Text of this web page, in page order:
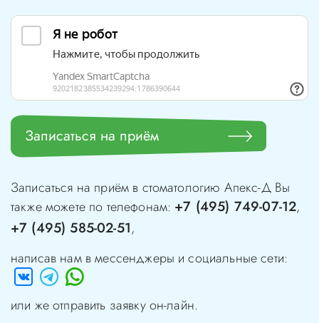
Записаться на приём
Записаться на приём в стоматологию Апекс-ДВы
также можете по телефонам: +7 (495) 749-07-12,
+7 (495) 585-02-51,
написав нам в мессенджеры и социальные сети:
или же отправить заявку он-лайн.